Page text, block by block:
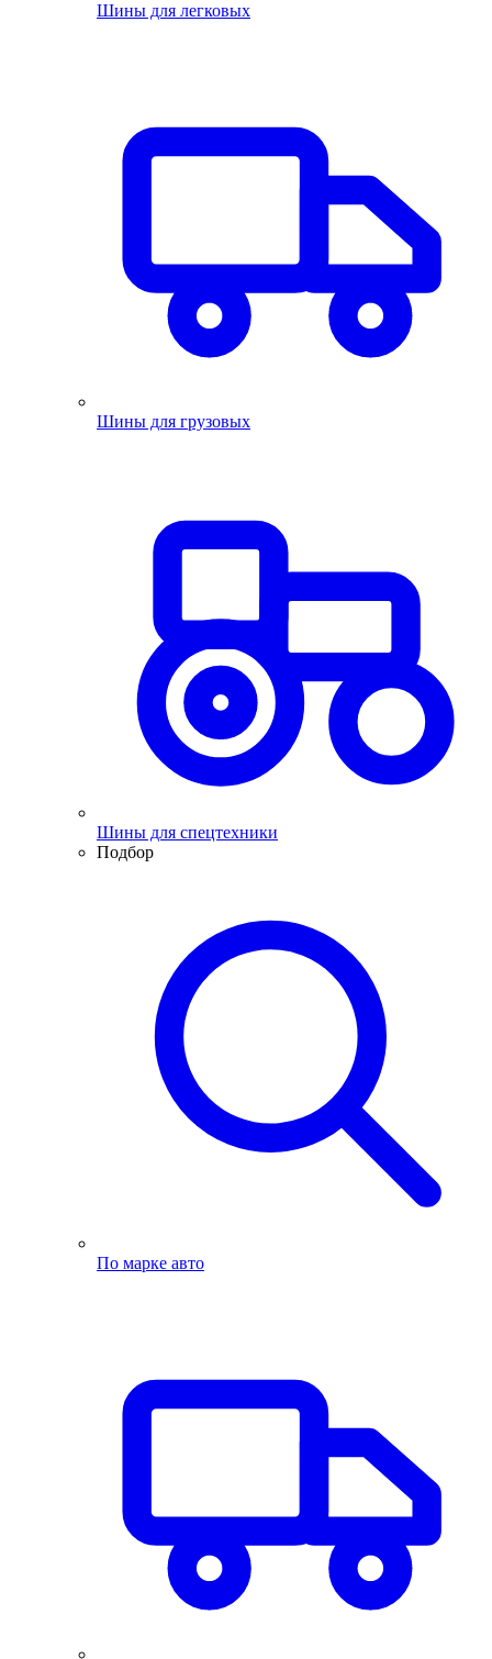
Шины для легковых
Шины для грузовых
Шины для спецтехники
Подбор
По марке авто